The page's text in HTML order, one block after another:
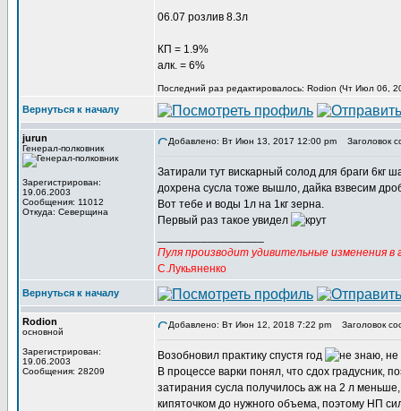
06.07 розлив 8.3л
КП = 1.9%
алк. = 6%
Последний раз редактировалось: Rodion (Чт Июл 06,
Вернуться к началу
jurun
Генерал-полковник
Зарегистрирован:
19.06.2003
Сообщения: 11012
Откуда: Северщина
Добавлено: Вт Июн 13, 2017 12:00 pm Заголовок
Затирали тут вискарный солод для браги 6кг
дохрена сусла тоже вышло, дайка взвесим
Вот тебе и воды 1л на 1кг зерна.
Первый раз такое увидел
Пуля производит удивительные изменения в
С.Лукьяненко
Вернуться к началу
Rodion
основной
Зарегистрирован:
19.06.2003
Сообщения: 28209
Добавлено: Вт Июн 12, 2018 7:22 pm Заголовок
Возобновил практику спустя год
В процессе варки понял, что сдох градусник,
затирания сусла получилось аж на 2 л
кипяточком до нужного объема, поэтому НП